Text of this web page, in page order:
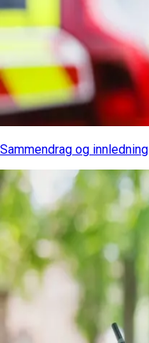
Sammendrag og innledning